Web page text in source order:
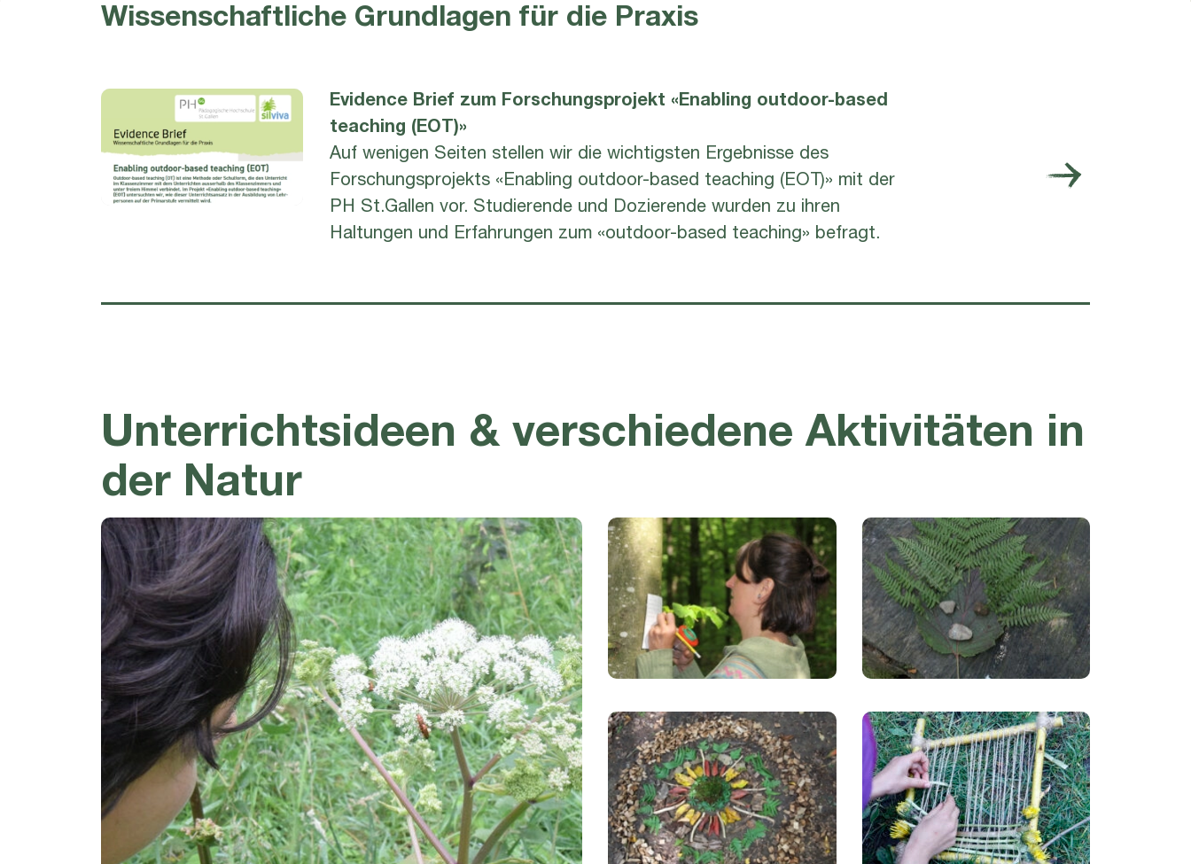
Wissenschaftliche Grundlagen für die Praxis
Evidence Brief zum Forschungsprojekt «Enabling outdoor-based
teaching (EOT)»
Auf wenigen Seiten stellen wir die wichtigsten Ergebnisse des
Forschungsprojekts «Enabling outdoor-based teaching (EOT)» mit der
PH St.Gallen vor. Studierende und Dozierende wurden zu ihren
Haltungen und Erfahrungen zum «outdoor-based teaching» befragt.
Unterrichtsideen & verschiedene Aktivitäten in
der Natur